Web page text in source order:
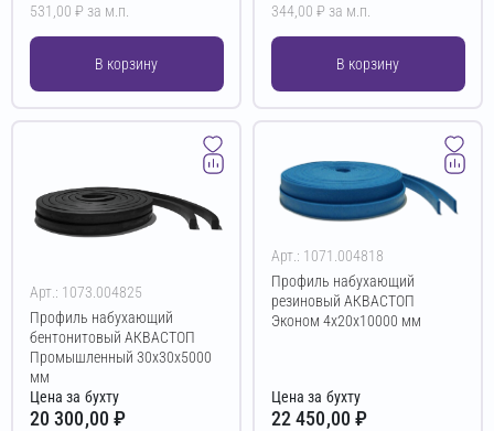
531,00 ₽ за м.п.
В корзину
344,00 ₽ за м.п.
В корзину
Арт.: 1073.004825
Профиль набухающий
бентонитовый АКВАСТОП
Промышленный 30х30х5000
мм
Цена за бухту
20 300,00 ₽
Арт.: 1071.004818
Профиль набухающий
резиновый АКВАСТОП
Эконом 4х20х10000 мм
Цена за бухту
22 450,00 ₽